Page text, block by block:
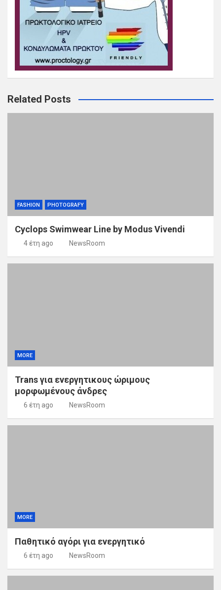
Related Posts
FASHION PHOTOGRAFY
Cyclops Swimwear Line by Modus Vivendi
4 έτη ago NewsRoom
MORE
Trans για ενεργητικους ώριμους
μορφωμένους άνδρες
6 έτη ago NewsRoom
MORE
Παθητικό αγόρι για ενεργητικό
6 έτη ago NewsRoom